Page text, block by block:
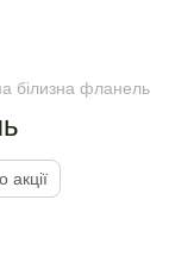
білизна фланель
акції